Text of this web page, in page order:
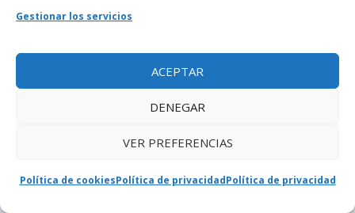
Gestionar los servicios
ACEPTAR
DENEGAR
VER PREFERENCIAS
Política de cookiesPolítica de privacidadPolítica de privacidad
Oct 28, 2024|Políticos
Túnel de Línea o Túnel de Miramar, el
Jesús Villa Suárez (Políticos de Cuba)
Oct 23, 2024|Políticos